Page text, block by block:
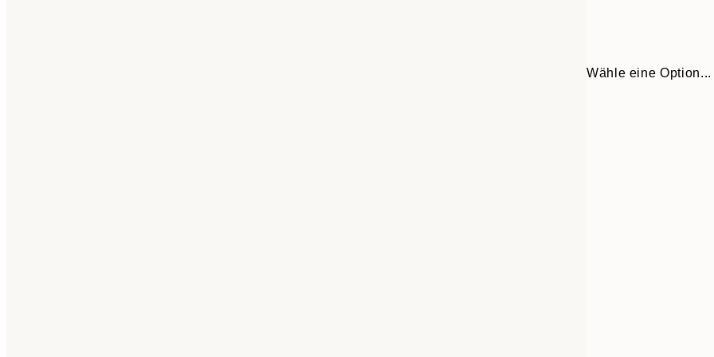
Wähle eine Option...